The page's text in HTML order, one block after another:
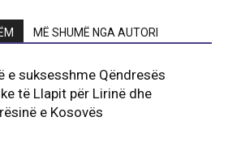
MË SHUMË NGA AUTORI
e suksesshme Qëndresës
të Llapit për Lirinë dhe
e Kosovës